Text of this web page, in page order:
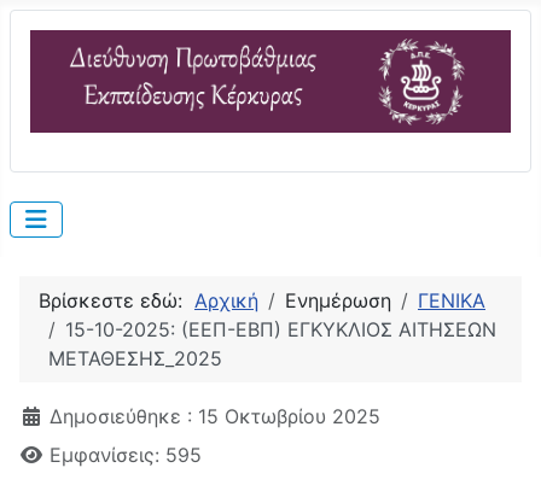
Βρίσκεστε εδώ: Αρχική Ενημέρωση
ΓΕΝΙΚΑ
15-10-2025: (ΕΕΠ-ΕΒΠ) ΕΓΚΥΚΛΙΟΣ ΑΙΤΗΣΕΩΝ
ΜΕΤΑΘΕΣΗΣ_2025
Λεπτομέρειες
Δημοσιεύθηκε : 15 Οκτωβρίου 2025
Εμφανίσεις: 595